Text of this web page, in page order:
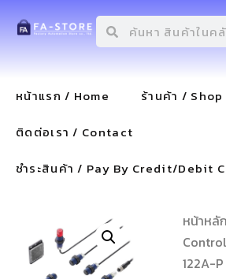
หน้าแรก / Home
ร้านค้า / Shop
ติดต่อเรา / Contact
ชำระสินค้า / Pay By Credit/Debit
หน้าหลัก
122A-P